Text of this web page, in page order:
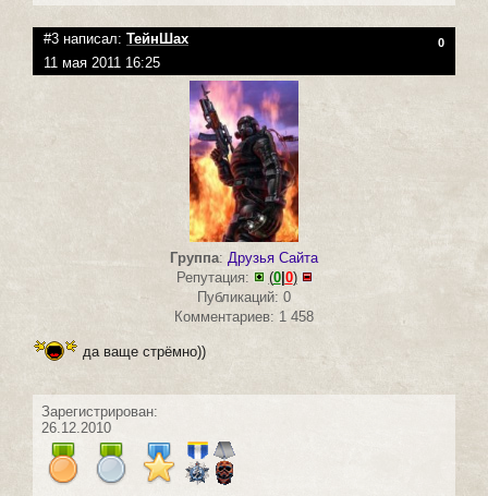
#3 написал: ТейнШах 0
11 мая 2011 16:25
Группа: Друзья Сайта
Репутация:
(0| 0)
Публикаций: 0
Комментариев: 1 458
да ваще стрёмно))
Зарегистрирован:
26.12.2010